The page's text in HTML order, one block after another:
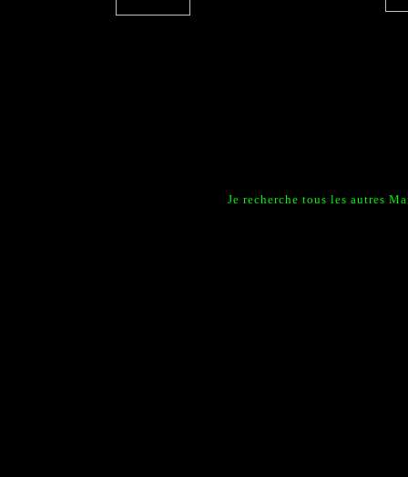
Je recherche tous les autres